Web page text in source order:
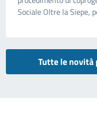
Sociale Oltre la Siepe,
Tutte le novità